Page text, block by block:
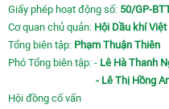
Giấy phép hoạt động số: 50/GP-
Cơ quan chủ quản: Hội Dầu khí Việt
Tổng biên tập: Phạm Thuận Thiên
Phó Tổng biên tập: - Lê Hà Thanh
- Lê Thị Hồng
Hội đồng cố vấn